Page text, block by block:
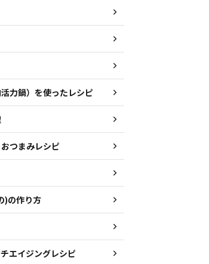
力鍋）を使ったレシピ
つまみレシピ
)の作り方
エイジングレシピ